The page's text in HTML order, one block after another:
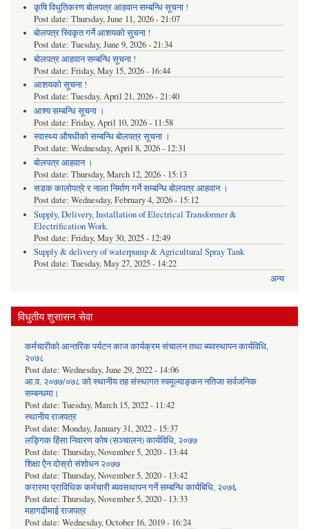
कृषि विधुतिकरण बोलपत्र आहवान सम्बन्धि सूचना !
Post date: Thursday, June 11, 2026 - 21:07
बोलपत्र स्विकृत गर्ने आशयको सूचना !
Post date: Tuesday, June 9, 2026 - 21:34
बोलपत्र आहवान सम्बन्धि सूचना !
Post date: Friday, May 15, 2026 - 16:44
आशयको सूचना !
Post date: Tuesday, April 21, 2026 - 21:40
आश्य सम्बन्धि सूचना ।
Post date: Friday, April 10, 2026 - 11:58
स्वास्थ्य औषधीको सम्बन्धि बोलपत्र सूचना ।
Post date: Wednesday, April 8, 2026 - 12:31
बोलपत्र आहवान ।
Post date: Thursday, March 12, 2026 - 15:13
सडक कालोपत्रे र नाला निर्माण गर्ने सम्बन्धि बोलपत्र आहवान ।
Post date: Wednesday, February 4, 2026 - 15:12
Supply, Delivery, Installation of Electrical Transformer &
Electrification Work.
Post date: Friday, May 30, 2025 - 12:49
Supply & delivery of waterpump & Agricultural Spray Tank
Post date: Tuesday, May 27, 2025 - 14:22
अन्य
विधुतीय शुसासन सेवा
कर्मचारीको आन्तरिक पर्यटन काज कार्यक्रम संचालन तथा ब्यवस्थापन कार्यविधि,
२०७८
Post date: Wednesday, June 29, 2022 - 14:06
आ.व. २०७७/०७८ को स्थानीय तह संस्थागत स्वमूल्याङ्कन नतिजा सर्वजनिक
सम्बन्धमा।
Post date: Tuesday, March 15, 2022 - 11:42
स्थानीय राजपत्र
Post date: Monday, January 31, 2022 - 15:37
लङ्गिक हिंसा निवारण कोष (सञ्‍चालन) कार्यविधि, २०७७
Post date: Thursday, November 5, 2020 - 13:44
शिक्षा ऐेन दोस्रो संशोधन २०७७
Post date: Thursday, November 5, 2020 - 13:42
करारमा प्राविधिक कर्मचारी ब्यवसथापन गर्ने सम्बन्धि कार्यबिधि, २०७६
Post date: Thursday, November 5, 2020 - 13:33
महागढीमाई राजपत्र
Post date: Wednesday, October 16, 2019 - 16:24